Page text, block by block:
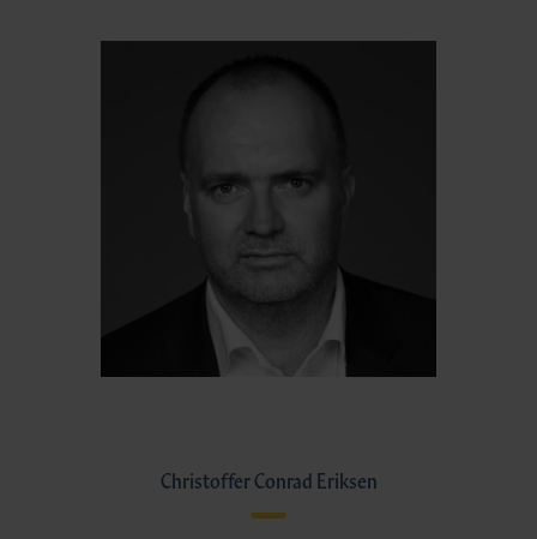
Christoffer Conrad Eriksen